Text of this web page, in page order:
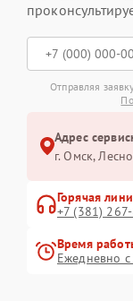
Отправляя
Адрес
г. Омск,
Горячая
+7 (381)
Время
Ежедневно